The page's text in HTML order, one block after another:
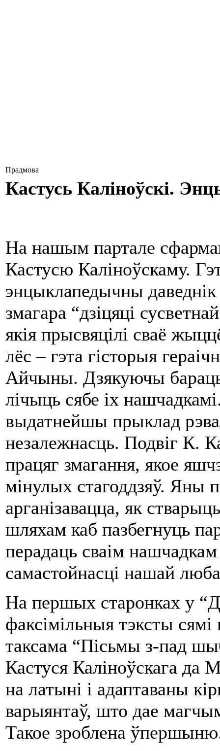
Прадмова
Кастусь Каліноўскі.
На нашым партале
Кастусю Каліноўскаму.
энцыклапедычны
змагара “дзіцяці
якія прысвяцілі сваё
лёс – гэта гісторыя
Айчыны. Дзякуючы
лічыць сябе іх
выдатнейшы прыклад
незалежнасць. Подвіг К.
працяг змагання, якое
мінулых стагоддзяў. Яны
арганізавацца, як
шляхам каб пазбегнуць
перадаць сваім
самастойнасці нашай
На першых старонках у
факсімільныя тэксты
таксама “Пісьмы з-пад
Кастуся Каліноўскага да
на латыні і адаптаваны
варыянтаў, што дае
Такое зроблена